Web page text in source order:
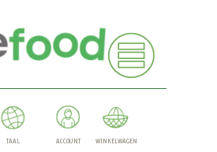
TAAL ACCOUNT WINKELWAGEN